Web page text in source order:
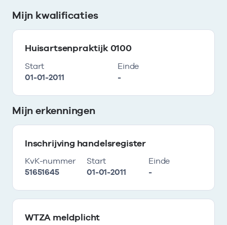
Mijn kwalificaties
Huisartsenpraktijk 0100
Start
01-01-2011
Einde
-
Mijn erkenningen
Inschrijving handelsregister
KvK-nummer
51651645
Start
01-01-2011
Einde
-
WTZA meldplicht